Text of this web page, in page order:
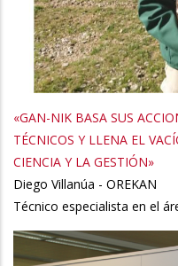
«GAN-NIK BASA SUS
TÉCNICOS Y LLENA EL
CIENCIA Y LA GESTIÓN»
Diego Villanúa - OREKAN
Técnico especialista en el